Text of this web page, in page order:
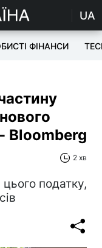
UA
ФІНАНСИ
Bloomberg
2 хв
цього податку,